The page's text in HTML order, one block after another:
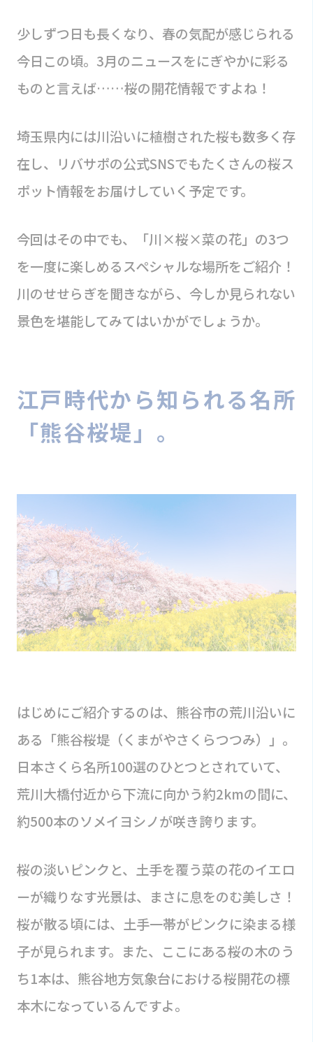
少しずつ日も長くなり、春の気配が感じられる
今日この頃。3月のニュースをにぎやかに彩る
ものと言えば……桜の開花情報ですよね！
埼玉県内には川沿いに植樹された桜も数多く存
在し、リバサポの公式SNSでもたくさんの桜ス
ポット情報をお届けしていく予定です。
今回はその中でも、「川×桜×菜の花」の3つ
を一度に楽しめるスペシャルな場所をご紹介！
川のせせらぎを聞きながら、今しか見られない
景色を堪能してみてはいかがでしょうか。
江戸時代から知られる名所
「熊谷桜堤」。
はじめにご紹介するのは、熊谷市の荒川沿いに
ある「熊谷桜堤（くまがやさくらつつみ）」。
日本さくら名所100選のひとつとされていて、
荒川大橋付近から下流に向かう約2kmの間に、
約500本のソメイヨシノが咲き誇ります。
桜の淡いピンクと、土手を覆う菜の花のイエロ
ーが織りなす光景は、まさに息をのむ美しさ！
桜が散る頃には、土手一帯がピンクに染まる様
子が見られます。また、ここにある桜の木のう
ち1本は、熊谷地方気象台における桜開花の標
本木になっているんですよ。